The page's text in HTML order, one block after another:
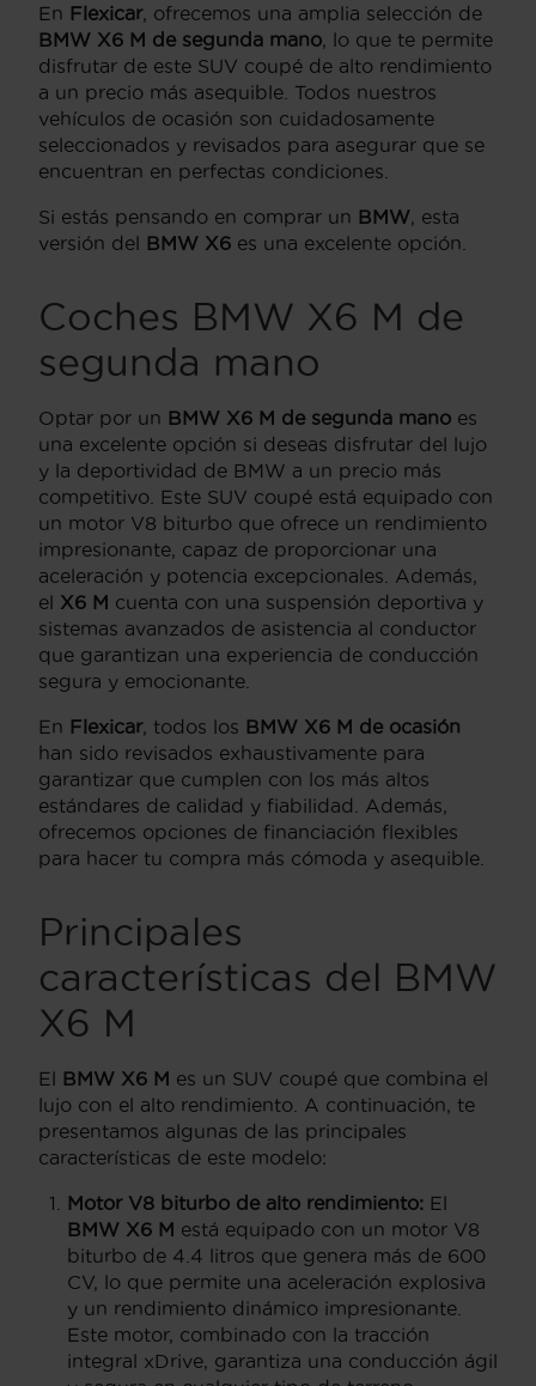
En Flexicar, ofrecemos una amplia selección de
BMW X6 M de segunda mano, lo que te permite
disfrutar de este SUV coupé de alto rendimiento
a un precio más asequible. Todos nuestros
vehículos de ocasión son cuidadosamente
seleccionados y revisados para asegurar que se
encuentran en perfectas condiciones.
Si estás pensando en comprar un BMW, esta
versión del BMW X6 es una excelente opción.
Coches BMW X6 M de
segunda mano
Optar por un BMW X6 M de segunda mano es
una excelente opción si deseas disfrutar del lujo
y la deportividad de BMW a un precio más
competitivo. Este SUV coupé está equipado con
un motor V8 biturbo que ofrece un rendimiento
impresionante, capaz de proporcionar una
aceleración y potencia excepcionales. Además,
el X6 M cuenta con una suspensión deportiva y
sistemas avanzados de asistencia al conductor
que garantizan una experiencia de conducción
segura y emocionante.
En Flexicar, todos los BMW X6 M de ocasión
han sido revisados exhaustivamente para
garantizar que cumplen con los más altos
estándares de calidad y fiabilidad. Además,
ofrecemos opciones de financiación flexibles
para hacer tu compra más cómoda y asequible.
Principales
características del BMW
X6 M
El BMW X6 M es un SUV coupé que combina el
lujo con el alto rendimiento. A continuación, te
presentamos algunas de las principales
características de este modelo:
Motor V8 biturbo de alto rendimiento: El
BMW X6 M está equipado con un motor V8
biturbo de 4.4 litros que genera más de 600
CV, lo que permite una aceleración explosiva
y un rendimiento dinámico impresionante.
Este motor, combinado con la tracción
integral xDrive, garantiza una conducción ágil